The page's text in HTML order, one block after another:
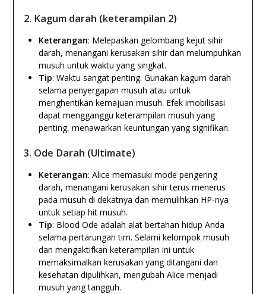
2. Kagum darah (keterampilan 2)
Keterangan: Melepaskan gelombang kejut sihir
darah, menangani kerusakan sihir dan melumpuhkan
musuh untuk waktu yang singkat.
Tip: Waktu sangat penting. Gunakan kagum darah
selama penyergapan musuh atau untuk
menghentikan kemajuan musuh. Efek imobilisasi
dapat mengganggu keterampilan musuh yang
penting, menawarkan keuntungan yang signifikan.
3. Ode Darah (Ultimate)
Keterangan: Alice memasuki mode pengering
darah, menangani kerusakan sihir terus menerus
pada musuh di dekatnya dan memulihkan HP-nya
untuk setiap hit musuh.
Tip: Blood Ode adalah alat bertahan hidup Anda
selama pertarungan tim. Selami kelompok musuh
dan mengaktifkan keterampilan ini untuk
memaksimalkan kerusakan yang ditangani dan
kesehatan dipulihkan, mengubah Alice menjadi
musuh yang tangguh.